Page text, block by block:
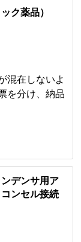
ク薬品）
混在しないよ
を分け、納品
デンサ用ア
ンセル接続